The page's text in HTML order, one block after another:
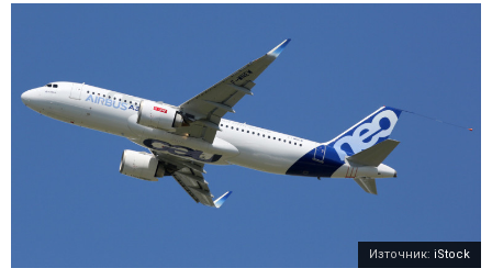
Източник: iStock